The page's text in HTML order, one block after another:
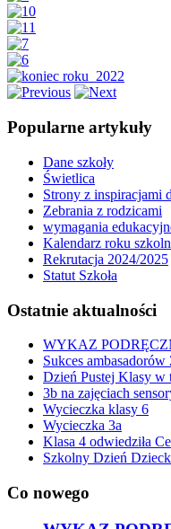
Popularne artykuły
Dane szkoły
Świetlica
Strony z inspiracjami
Zebrania z rodzicami
wymagania
Kalendarz roku
Rekrutacja 2024/2025
Statut Szkoła
Ostatnie aktualności
WYKAZ
Sukces
Dzień Pustej Klasy w
3b na zajęciach
Wycieczka klasy 6
Wycieczka 3a
Klasa 4 odwiedziła
Szkolny Dzień
Co nowego